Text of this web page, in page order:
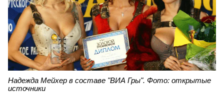
Надежда Мейхер в составе "ВИА Гры". Фото: открытые
источники